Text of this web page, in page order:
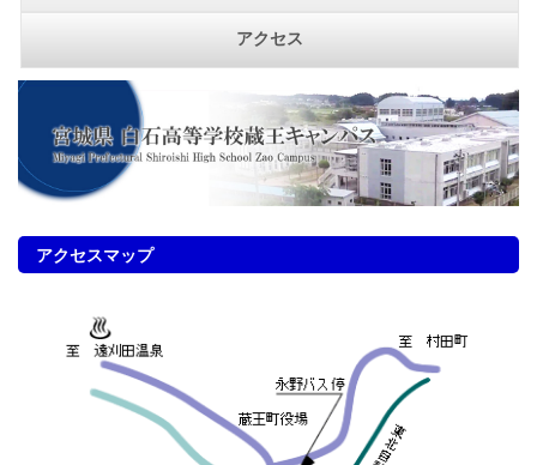
アクセス
アクセスマップ